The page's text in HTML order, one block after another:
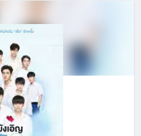
A Chance to Love
| A Chance to Love love by